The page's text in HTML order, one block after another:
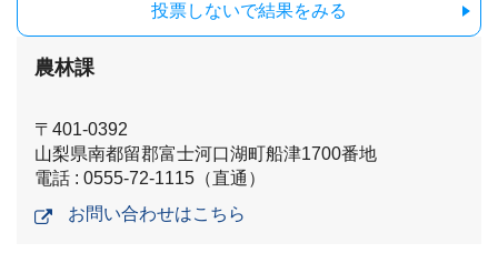
投票しないで結果をみる
農林課
〒401-0392
山梨県南都留郡富士河口湖町船津1700番地
電話 : 0555-72-1115（直通）
お問い合わせはこちら